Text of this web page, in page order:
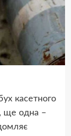
касетного
ще одна –